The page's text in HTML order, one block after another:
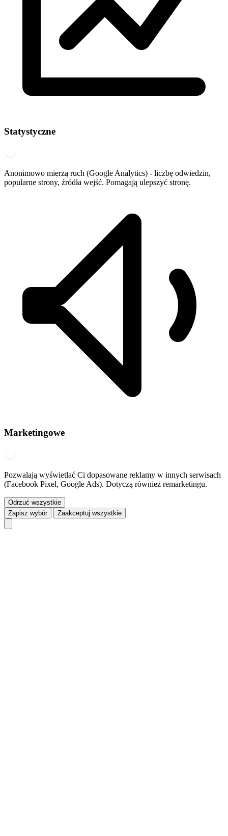
Statystyczne
Anonimowo mierzą ruch (Google Analytics) - liczbę odwiedzin,
popularne strony, źródła wejść. Pomagają ulepszyć stronę.
Marketingowe
Pozwalają wyświetlać Ci dopasowane reklamy w innych serwisach
(Facebook Pixel, Google Ads). Dotyczą również remarketingu.
Odrzuć wszystkie
Zapisz wybór
Zaakceptuj wszystkie